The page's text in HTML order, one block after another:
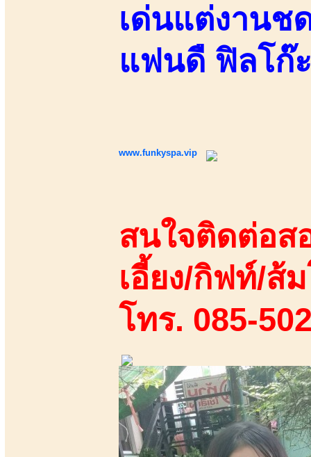
เด่นแต่งานช
แฟนดื ฟิลโก๊
www.funkyspa.vip
สนใจติดต่อส
เอี้ยง/กิฟท์/ส้
โทร. 085-